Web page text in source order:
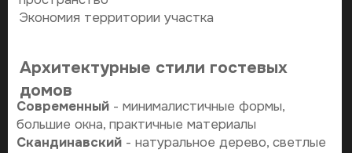
- удаленность от основного дома для
- учет ландшафта и видовых характеристик
Коммуникации
- подключение к системам основного дома или
автономные решения
- отопление для круглогодичного использования